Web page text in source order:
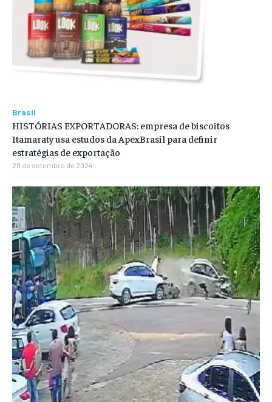
Brasil
HISTÓRIAS EXPORTADORAS: empresa de biscoitos
Itamaraty usa estudos da ApexBrasil para definir
estratégias de exportação
29 de setembro de 2024